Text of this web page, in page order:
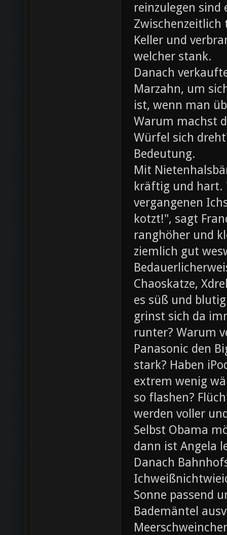
reinzulegen sind
Zwischenzeitlich
Keller und
welcher stank.
Danach
Marzahn, um
ist, wenn man
Warum machst
Würfel sich
Bedeutung.
Mit
kräftig und hart.
vergangenen
kotzt!", sagt
ranghöher und
ziemlich gut
Chaoskatze,
es süß und
grinst sich da
runter? Warum
Panasonic den
stark? Haben
extrem wenig
so flashen?
werden voller
Selbst Obama
dann ist Angela
Danach
Sonne passend
Bademäntel